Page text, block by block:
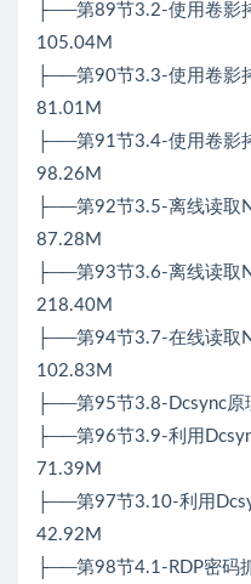
├──第89节3.2-使用卷影
105.04M
├──第90节3.3-使用卷影
81.01M
├──第91节3.4-使用卷影
98.26M
├──第92节3.5-离线读取
87.28M
├──第93节3.6-离线读取
218.40M
├──第94节3.7-在线读取
102.83M
├──第95节3.8-Dcsync原
├──第96节3.9-利用
71.39M
├──第97节3.10-利用
42.92M
├──第98节4.1-RDP密码